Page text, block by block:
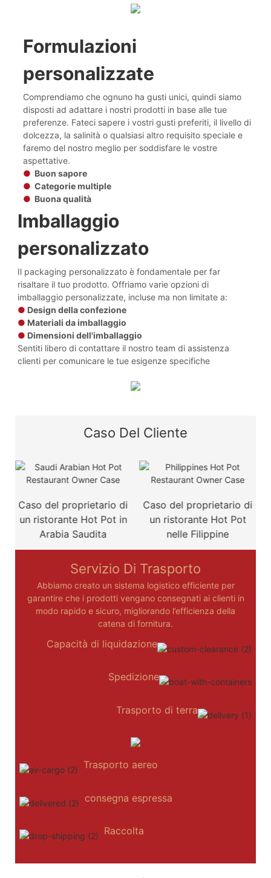
Formulazioni
personalizzate
Comprendiamo che ognuno ha gusti unici, quindi siamo
disposti ad adattare i nostri prodotti in base alle tue
preferenze. Fateci sapere i vostri gusti preferiti, il livello di
dolcezza, la salinità o qualsiasi altro requisito speciale e
faremo del nostro meglio per soddisfare le vostre
aspettative.
● Buon sapore
● Categorie multiple
● Buona qualità
Imballaggio
personalizzato
Il packaging personalizzato è fondamentale per far
risaltare il tuo prodotto. Offriamo varie opzioni di
imballaggio personalizzate, incluse ma non limitate a:
● Design della confezione
● Materiali da imballaggio
● Dimensioni dell'imballaggio
Sentiti libero di contattare il nostro team di assistenza
clienti per comunicare le tue esigenze specifiche
Caso Del Cliente
Caso del proprietario di
un ristorante Hot Pot in
Arabia Saudita
Caso del proprietario di
un ristorante Hot Pot
nelle Filippine
Servizio Di Trasporto
Abbiamo creato un sistema logistico efficiente per
garantire che i prodotti vengano consegnati ai clienti in
modo rapido e sicuro, migliorando l’efficienza della
catena di fornitura.
Capacità di liquidazione
Spedizione
Trasporto di terra
Trasporto aereo
consegna espressa
Raccolta